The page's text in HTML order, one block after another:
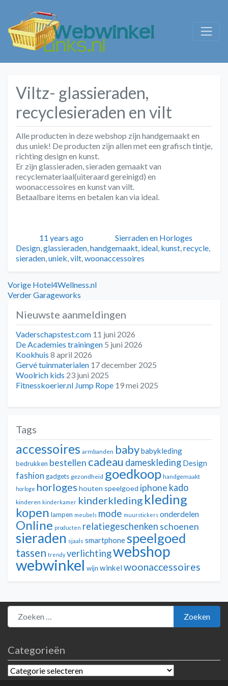
Viltz- glassieraden,
recyclesieraden en vilt
Alle producten in deze webshop zijn handgemaakten
dus uniek! De producten zijn allen met een grafisch tintje,
richting design en kunst.
Er zijn glassieraden, sieraden gemaakt van
recyclemateriaal(uiteraard gereinigd) en
woonaccessoires en kunst van vilt.
Betaalbare items en betalen kan via ideal
Geplaatst
11 years ago AuteurCategorieën
Sierraden en Horloges
Design glassieraden handgemaakt ideal kunst recycle
sieraden uniek vilt woonaccessoires
Bericht
navigatie
Vorige Vorig
bericht:
Hotel4Wellness.nl
VerderVolgend
Garageworks
Nieuwste aanmeldingen
Vaderschapstest.com 11 juni 2026
De Academies trainingen 5 juni 2026
Kookhuis 8 april 2026
Gervé tuinmaterialen 17 december 2025
Woolrich kids 23 juni 2025
Fitnesskoerier.nl Jump Rope 19 mei 2025
Tags
accessoires armbanden babybabykleding
bedrukken bestellen cadeau dameskleding Design
fashion gadgets gezondheid goedkoop handgemaakt
horloge horloges houten speelgoed iphone kado
kinderen kinderkamer kinderkleding kleding
kopen lampen meubels mode muurstickers onderdelen
Online producten relatiegeschenken schoenen
sieraden sjaals smartphonespeelgoed
tassen trendy verlichtingwebshop
webwinkel wijn winkelwoonaccessoires
Zoeken naar:
Zoeken
Categorieën
Categorieën